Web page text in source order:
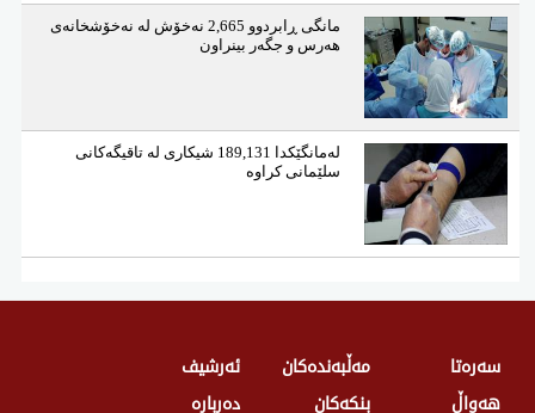
مانگی ڕابردوو 2,665 نەخۆش لە نەخۆشخانەی
هەرس و جگەر بینراون
لەمانگێكدا 189,131 شیكاری لە تاقیگەكانی
سلێمانی كراوە
سەرەتا
هەواڵ
مەڵبەندەکان
بنکەکان
ئەرشیف
دەربارە